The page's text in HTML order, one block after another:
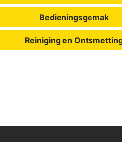
Bedieningsgemak
Reiniging en